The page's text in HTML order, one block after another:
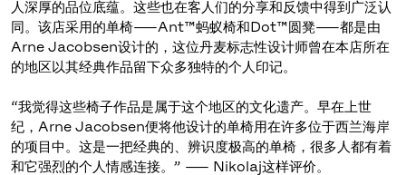
人深厚的品位底蕴。这些也在客人们的分享和反馈中得到广泛认
同。该店采用的单椅——Ant™蚂蚁椅和Dot™圆凳——都是由
Arne Jacobsen设计的，这位丹麦标志性设计师曾在本店所在
的地区以其经典作品留下众多独特的个人印记。
“我觉得这些椅子作品是属于这个地区的文化遗产。早在上世
纪，Arne Jacobsen便将他设计的单椅用在许多位于西兰海岸
的项目中。这是一把经典的、辨识度极高的单椅，很多人都有着
和它强烈的个人情感连接。” —— Nikolaj这样评价。